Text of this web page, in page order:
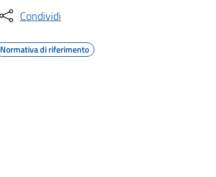
Condividi
Normativa di riferimento